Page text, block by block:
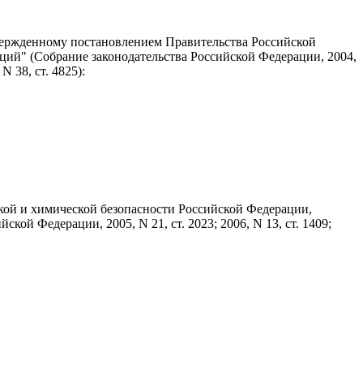
постановлением Правительства Российской
(Собрание законодательства Российской Федерации, 2004,
38, ст. 4825):
и химической безопасности Российской Федерации,
Федерации, 2005, N 21, ст. 2023; 2006, N 13, ст. 1409;